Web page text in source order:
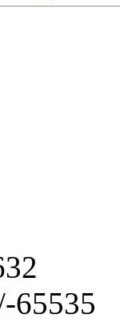
65535